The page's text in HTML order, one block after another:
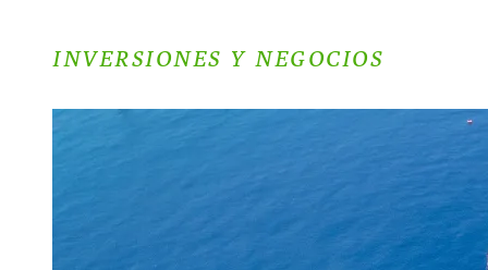
INVERSIONES Y NEGOCIOS